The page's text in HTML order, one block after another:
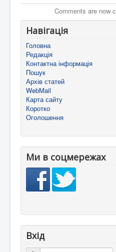
Comments are now
Навігація
Головна
Редакція
Контактна інформація
Пошук
Архів статей
WebMail
Карта сайту
Коротко
Оголошення
Ми в соцмережах
Вхід